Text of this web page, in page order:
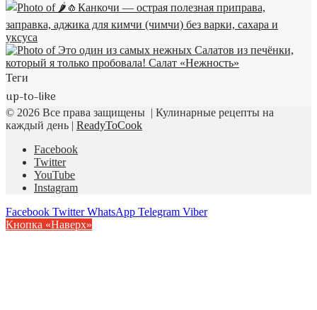
Теги
up-to-like
© 2026 Все права защищены | Кулинарные рецепты на
каждый день | ReadyToCook
Facebook
Twitter
YouTube
Instagram
Facebook Twitter WhatsApp Telegram Viber
Кнопка «Наверх»